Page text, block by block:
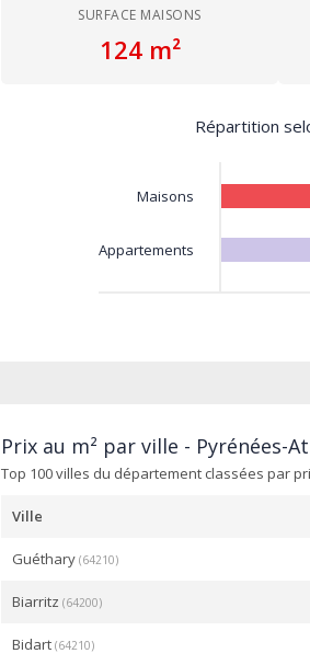
SURFACE MAISONS
124 m²
Répartition
Maisons
Appartements
Prix au m² par ville - Pyrénées-
Top 100 villes du département classées par
Ville
Guéthary (64210)
Biarritz (64200)
Bidart (64210)